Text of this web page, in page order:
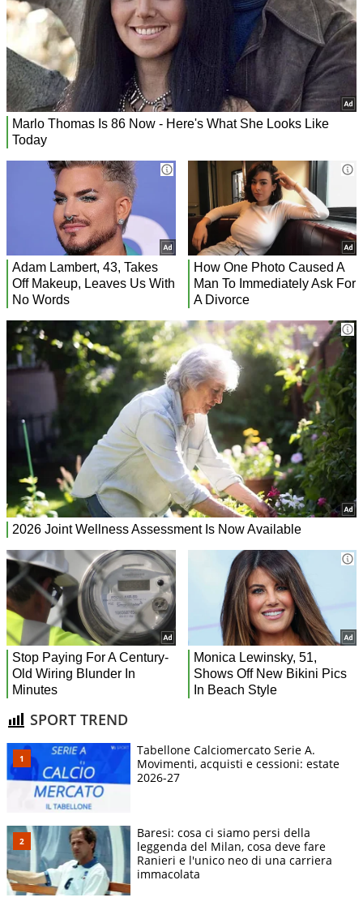
SPORT TREND
Tabellone Calciomercato Serie A.
Movimenti, acquisti e cessioni: estate
2026-27
Baresi: cosa ci siamo persi della
leggenda del Milan, cosa deve fare
Ranieri e l'unico neo di una carriera
immacolata